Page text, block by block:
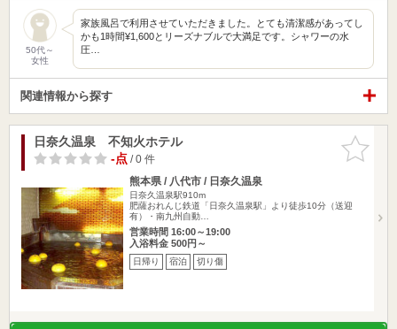
50代～
女性
家族風呂で利用させていただきました。とても清潔感があってし
かも1時間¥1,600とリーズナブルで大満足です。シャワーの水
圧…
関連情報から探す
お気に入
りに追加
日奈久温泉 不知火ホテル
-点/ 0 件
熊本県 / 八代市 / 日奈久温泉
日奈久温泉駅910m
肥薩おれんじ鉄道「日奈久温泉駅」より徒歩10分（送迎
有）・南九州自動…
営業時間 16:00～19:00
入浴料金 500円～
日帰り 宿泊 切り傷